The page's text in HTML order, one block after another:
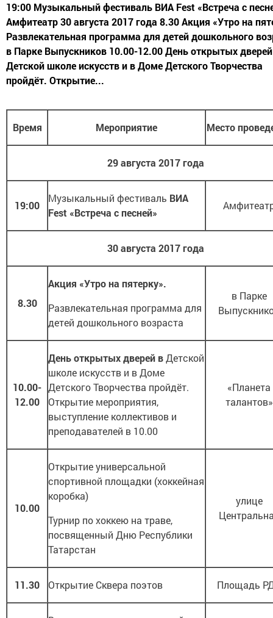
19:00 Музыкальный фестиваль ВИА Fest «Встреча с
Амфитеатр 30 августа 2017 года 8.30 Акция «Утро на
Развлекательная программа для детей дошкольного
в Парке Выпускников 10.00-12.00 День открытых
Детской школе искусств и в Доме Детского Творчества
пройдёт. Открытие...
Время Мероприятие Место
29 августа 2017 года
19:00
Музыкальный фестиваль ВИА
Fest «Встреча с песней»
30 августа 2017 года
8.30
Акция «Утро на пятерку».
Развлекательная программа для
детей дошкольного возраста
в Парке
10.00-
12.00
День открытых дверей вДетской
школе искусств и в Доме
Детского Творчества пройдёт.
Открытие мероприятия,
выступление коллективов и
преподавателей в 10.00
«Планета
талантов»
10.00
Открытие универсальной
спортивной площадки (хоккейная
коробка)
Турнир по хоккею на траве,
посвященный Дню Республики
Татарстан
улице
11.30 Открытие Сквера поэтов Площадь